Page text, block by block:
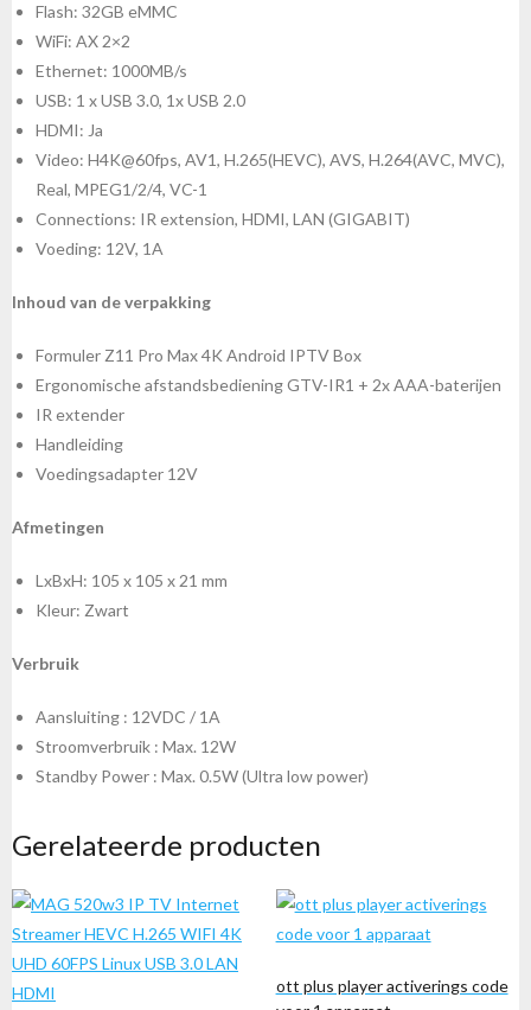
Flash: 32GB eMMC
WiFi: AX 2×2
Ethernet: 1000MB/s
USB: 1 x USB 3.0, 1x USB 2.0
HDMI: Ja
Video: H4K@60fps, AV1, H.265(HEVC), AVS, H.264(AVC, MVC),
Real, MPEG1/2/4, VC-1
Connections: IR extension, HDMI, LAN (GIGABIT)
Voeding: 12V, 1A
Inhoud van de verpakking
Formuler Z11 Pro Max 4K Android IPTV Box
Ergonomische afstandsbediening GTV-IR1 + 2x AAA-baterijen
IR extender
Handleiding
Voedingsadapter 12V
Afmetingen
LxBxH: 105 x 105 x 21 mm
Kleur: Zwart
Verbruik
Aansluiting : 12VDC / 1A
Stroomverbruik : Max. 12W
Standby Power : Max. 0.5W (Ultra low power)
Gerelateerde producten
ott plus player activerings code